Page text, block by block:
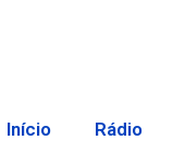
Início Rádio